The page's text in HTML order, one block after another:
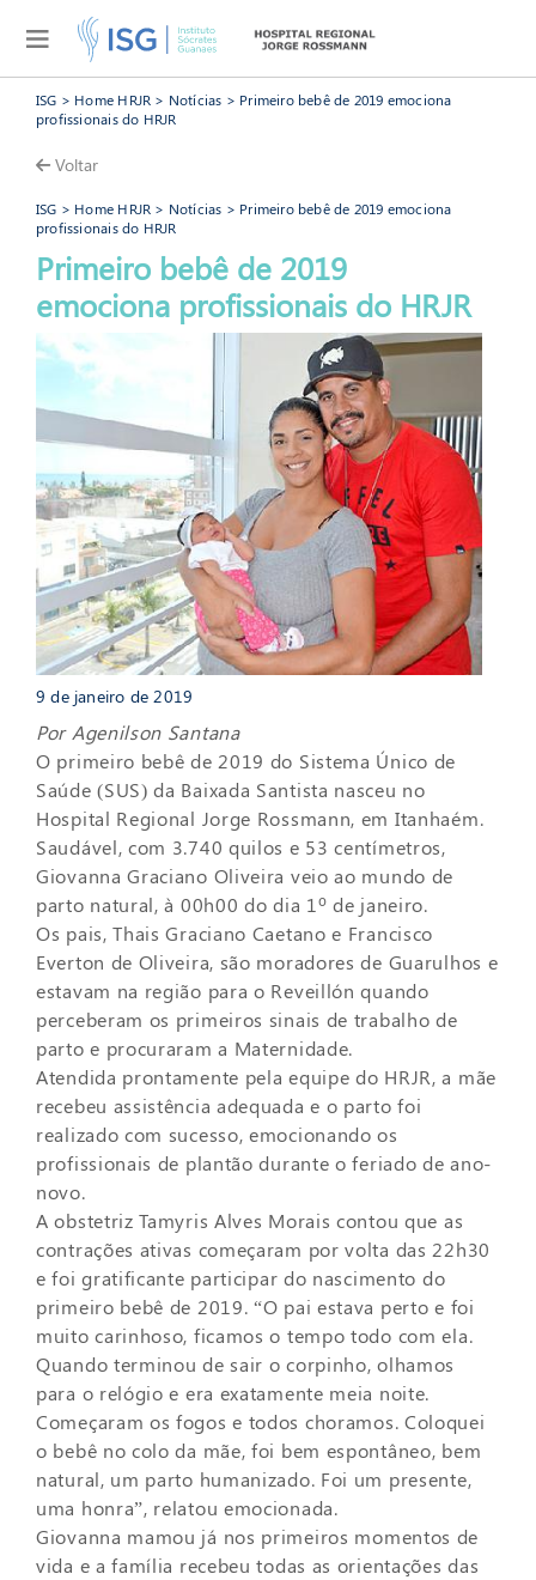
ISG > Home HRJR > Notícias > Primeiro bebê de 2019 emociona
profissionais do HRJR
Voltar
ISG > Home HRJR > Notícias > Primeiro bebê de 2019 emociona
profissionais do HRJR
Primeiro bebê de 2019
emociona profissionais do HRJR
9 de janeiro de 2019
Por Agenilson Santana
O primeiro bebê de 2019 do Sistema Único de
Saúde (SUS) da Baixada Santista nasceu no
Hospital Regional Jorge Rossmann, em Itanhaém.
Saudável, com 3.740 quilos e 53 centímetros,
Giovanna Graciano Oliveira veio ao mundo de
parto natural, à 00h00 do dia 1º de janeiro.
Os pais, Thais Graciano Caetano e Francisco
Everton de Oliveira, são moradores de Guarulhos e
estavam na região para o Reveillón quando
perceberam os primeiros sinais de trabalho de
parto e procuraram a Maternidade.
Atendida prontamente pela equipe do HRJR, a mãe
recebeu assistência adequada e o parto foi
realizado com sucesso, emocionando os
profissionais de plantão durante o feriado de ano-
novo.
A obstetriz Tamyris Alves Morais contou que as
contrações ativas começaram por volta das 22h30
e foi gratificante participar do nascimento do
primeiro bebê de 2019. “O pai estava perto e foi
muito carinhoso, ficamos o tempo todo com ela.
Quando terminou de sair o corpinho, olhamos
para o relógio e era exatamente meia noite.
Começaram os fogos e todos choramos. Coloquei
o bebê no colo da mãe, foi bem espontâneo, bem
natural, um parto humanizado. Foi um presente,
uma honra”, relatou emocionada.
Giovanna mamou já nos primeiros momentos de
vida e a família recebeu todas as orientações das